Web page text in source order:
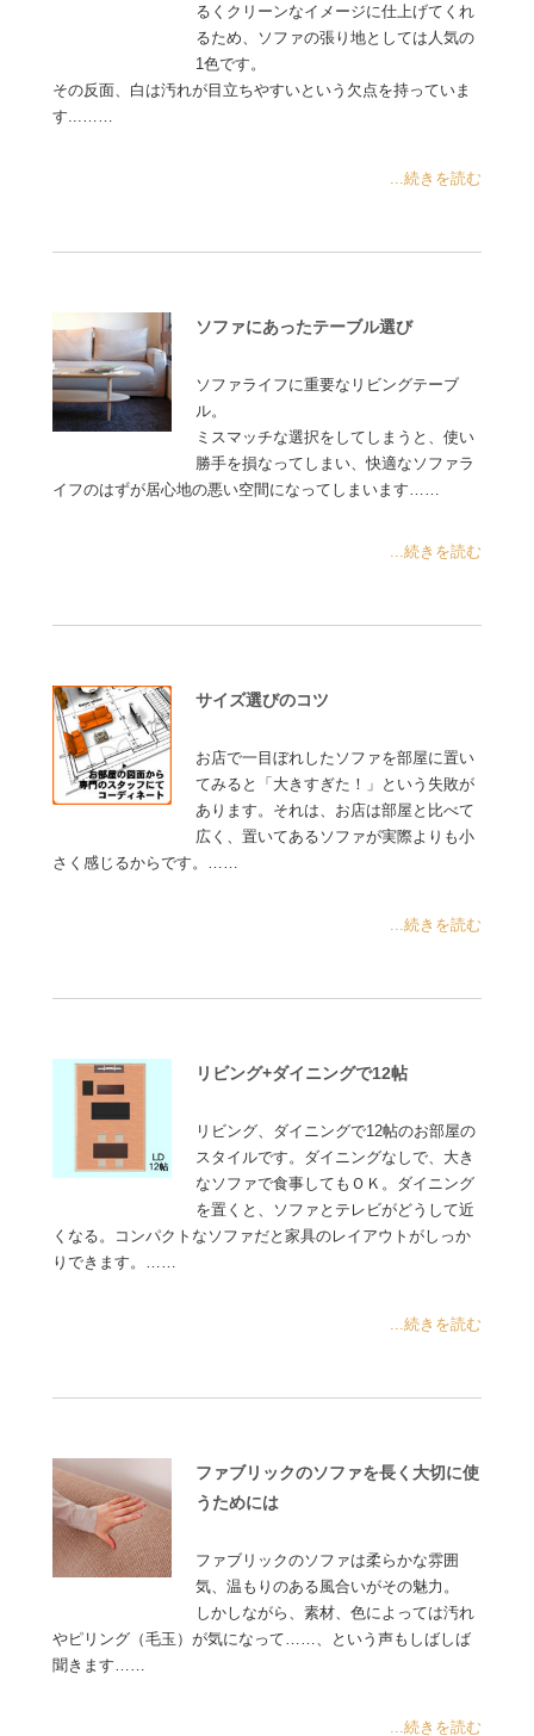
るくクリーンなイメージに仕上げてくれ
るため、ソファの張り地としては人気の
1色です。
その反面、白は汚れが目立ちやすいという欠点を持っていま
す...……
...続きを読む
ソファにあったテーブル選び
ソファライフに重要なリビングテーブ
ル。
ミスマッチな選択をしてしまうと、使い
勝手を損なってしまい、快適なソファラ
イフのはずが居心地の悪い空間になってしまいます……
...続きを読む
サイズ選びのコツ
お店で一目ぼれしたソファを部屋に置い
てみると「大きすぎた！」という失敗が
あります。それは、お店は部屋と比べて
広く、置いてあるソファが実際よりも小
さく感じるからです。……
...続きを読む
リビング+ダイニングで12帖
リビング、ダイニングで12帖のお部屋の
スタイルです。ダイニングなしで、大き
なソファで食事してもＯＫ。ダイニング
を置くと、ソファとテレビがどうして近
くなる。コンパクトなソファだと家具のレイアウトがしっか
りできます。……
...続きを読む
ファブリックのソファを長く大切に使
うためには
ファブリックのソファは柔らかな雰囲
気、温もりのある風合いがその魅力。
しかしながら、素材、色によっては汚れ
やピリング（毛玉）が気になって……、という声もしばしば
聞きます……
...続きを読む